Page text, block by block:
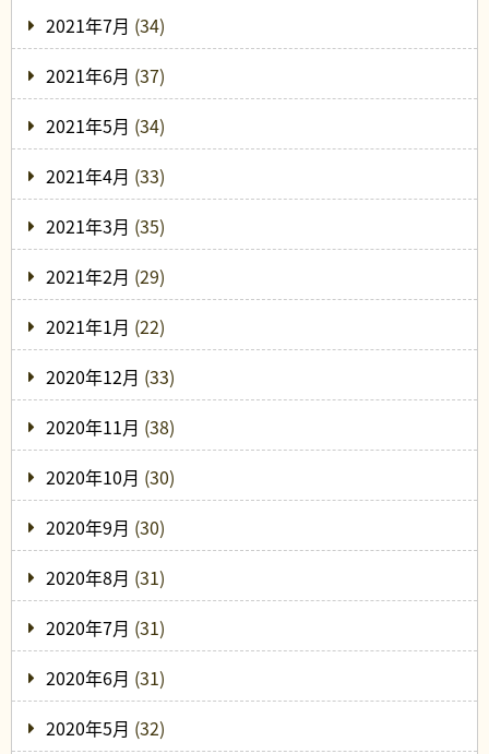
2021年7月 (34)
2021年6月 (37)
2021年5月 (34)
2021年4月 (33)
2021年3月 (35)
2021年2月 (29)
2021年1月 (22)
2020年12月 (33)
2020年11月 (38)
2020年10月 (30)
2020年9月 (30)
2020年8月 (31)
2020年7月 (31)
2020年6月 (31)
2020年5月 (32)